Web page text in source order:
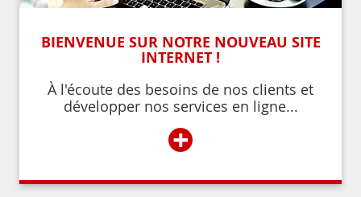
BIENVENUE SUR NOTRE NOUVEAU SITE
INTERNET !
À l'écoute des besoins de nos clients et
développer nos services en ligne...
+